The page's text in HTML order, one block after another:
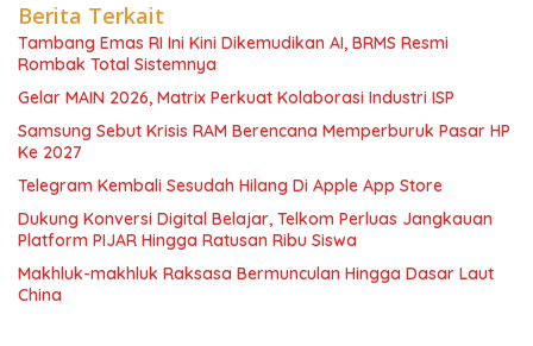
Berita Terkait
Tambang Emas RI Ini Kini Dikemudikan AI, BRMS Resmi
Rombak Total Sistemnya
Gelar MAIN 2026, Matrix Perkuat Kolaborasi Industri ISP
Samsung Sebut Krisis RAM Berencana Memperburuk Pasar HP
Ke 2027
Telegram Kembali Sesudah Hilang Di Apple App Store
Dukung Konversi Digital Belajar, Telkom Perluas Jangkauan
Platform PIJAR Hingga Ratusan Ribu Siswa
Makhluk-makhluk Raksasa Bermunculan Hingga Dasar Laut
China